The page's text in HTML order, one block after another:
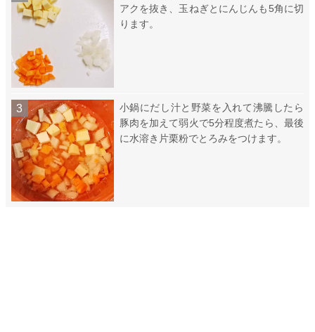
アクを抜き、玉ねぎとにんじんも5角に切
ります。
小鍋にだし汁と野菜を入れて沸騰したら
豚肉を加えて弱火で5分程度煮たら、最後
に水溶き片栗粉でとろみをつけます。